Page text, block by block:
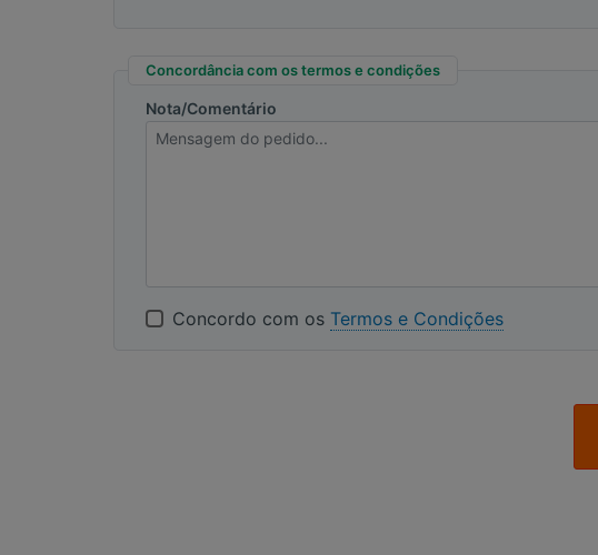
Concordância com os termos e condições
Nota/Comentário
Concordo com os Termos e Condições